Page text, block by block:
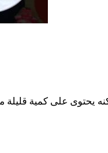
يحتوى على كمية قليلة